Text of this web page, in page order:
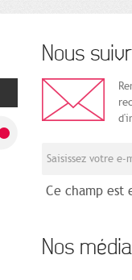
Nous
Ce champ est
Nos